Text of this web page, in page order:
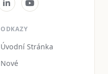
ODKAZY
Úvodní Stránka
Nové